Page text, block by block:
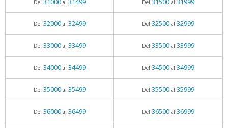
Del al Del al
Del 32000al 32499 Del 32500al 32999
Del 33000al 33499 Del 33500al 33999
Del 34000al 34499 Del 34500al 34999
Del 35000al 35499 Del 35500al 35999
Del 36000al 36499 Del 36500al 36999